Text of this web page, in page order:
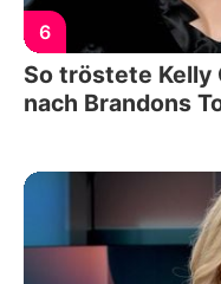
6
So tröstete Kelly
nach Brandons